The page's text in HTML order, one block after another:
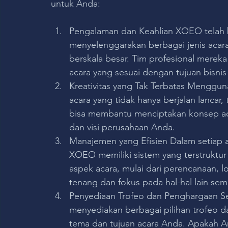
untuk Anda:
Pengalaman dan Keahlian XOEO
menyelenggarakan berbagai jenis
berskala besar. Tim profesional
acara yang sesuai dengan tujuan
Kreativitas yang Tak Terbatas
acara yang tidak hanya berjalan
bisa membantu menciptakan konsep
dan visi perusahaan Anda.
Manajemen yang Efisien Dalam
XOEO memiliki sistem yang
aspek acara, mulai dari
tenang dan fokus pada hal-hal lain
Penyediaan Trofeo dan Penghargaan
menyediakan berbagai pilihan trofeo
tema dan tujuan acara Anda. Apakah